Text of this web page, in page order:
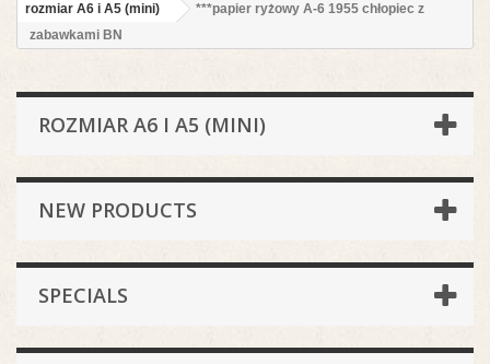
rozmiar A6 i A5 (mini)
***papier ryżowy A-6 1955 chłopiec z
zabawkami BN
ROZMIAR A6 I A5 (MINI)
NEW PRODUCTS
SPECIALS